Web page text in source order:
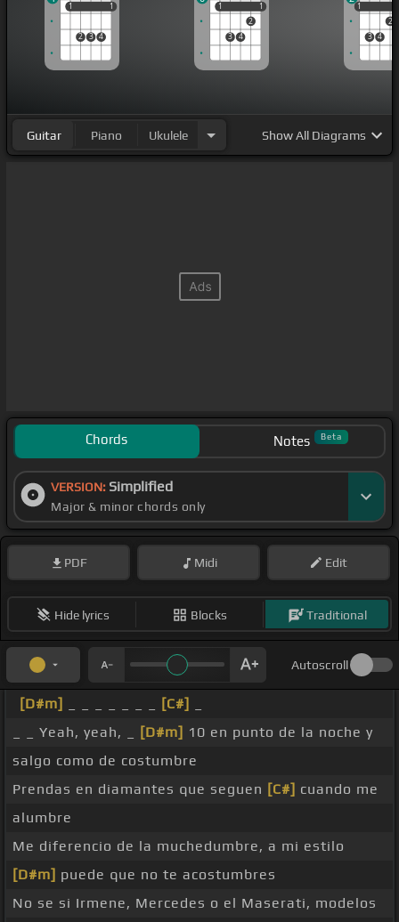
1
2 3 4
1
1 1 1
3 4
2
1
1 1 1
3 4
2
1
Guitar Piano Ukulele ShowAll Diagrams
Chords Notes Beta
VERSION: Simplified
Major & minor chords only
PDF Midi Edit
Hide lyrics Blocks Traditional
Autoscroll
[D#m] [C#]
_ _ Yeah, yeah, _
[D#m] 10 en punto de la noche y
salgo como de costumbre
Prendas en diamantes que seguen [C#] cuando me
alumbre
Me diferencio de la muchedumbre, a mi estilo
[D#m] puede que no te acostumbres
No se si Irmene, Mercedes o el Maserati, modelos